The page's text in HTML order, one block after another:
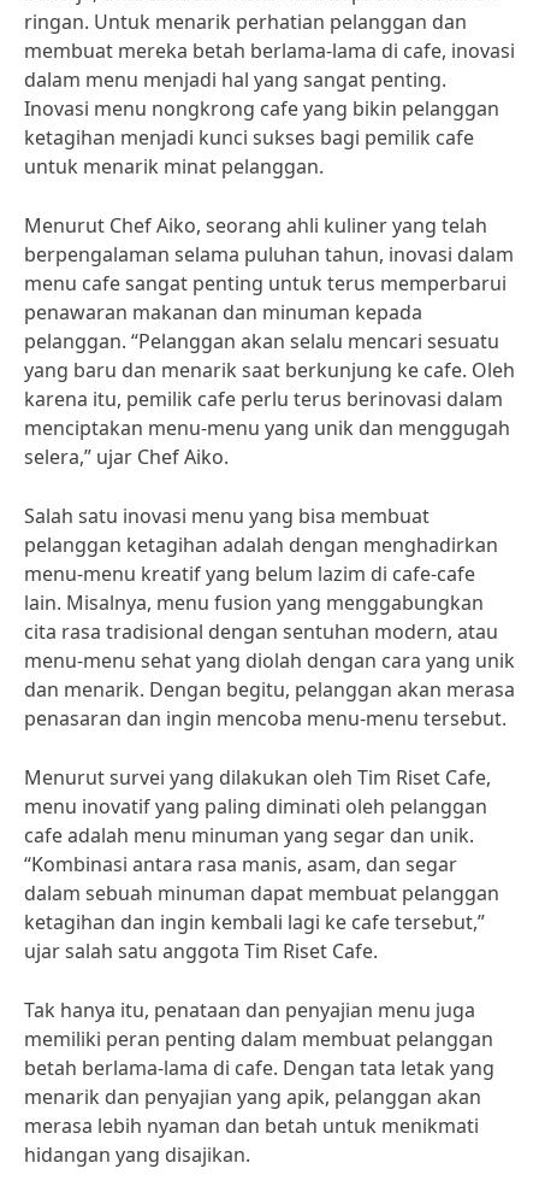
ringan. Untuk menarik perhatian pelanggan dan
membuat mereka betah berlama-lama di cafe, inovasi
dalam menu menjadi hal yang sangat penting.
Inovasi menu nongkrong cafe yang bikin pelanggan
ketagihan menjadi kunci sukses bagi pemilik cafe
untuk menarik minat pelanggan.
Menurut Chef Aiko, seorang ahli kuliner yang telah
berpengalaman selama puluhan tahun, inovasi dalam
menu cafe sangat penting untuk terus memperbarui
penawaran makanan dan minuman kepada
pelanggan. “Pelanggan akan selalu mencari sesuatu
yang baru dan menarik saat berkunjung ke cafe. Oleh
karena itu, pemilik cafe perlu terus berinovasi dalam
menciptakan menu-menu yang unik dan menggugah
selera,” ujar Chef Aiko.
Salah satu inovasi menu yang bisa membuat
pelanggan ketagihan adalah dengan menghadirkan
menu-menu kreatif yang belum lazim di cafe-cafe
lain. Misalnya, menu fusion yang menggabungkan
cita rasa tradisional dengan sentuhan modern, atau
menu-menu sehat yang diolah dengan cara yang unik
dan menarik. Dengan begitu, pelanggan akan merasa
penasaran dan ingin mencoba menu-menu tersebut.
Menurut survei yang dilakukan oleh Tim Riset Cafe,
menu inovatif yang paling diminati oleh pelanggan
cafe adalah menu minuman yang segar dan unik.
“Kombinasi antara rasa manis, asam, dan segar
dalam sebuah minuman dapat membuat pelanggan
ketagihan dan ingin kembali lagi ke cafe tersebut,”
ujar salah satu anggota Tim Riset Cafe.
Tak hanya itu, penataan dan penyajian menu juga
memiliki peran penting dalam membuat pelanggan
betah berlama-lama di cafe. Dengan tata letak yang
menarik dan penyajian yang apik, pelanggan akan
merasa lebih nyaman dan betah untuk menikmati
hidangan yang disajikan.